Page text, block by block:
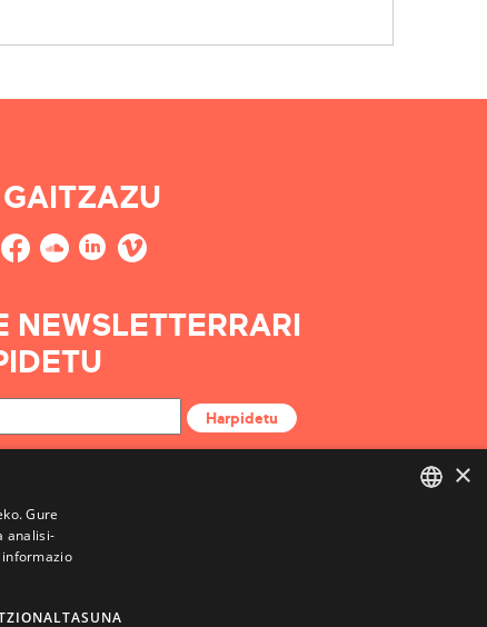
NEWSLETTERRARI
Harpidetu
×
Gure
analisi-
informazio